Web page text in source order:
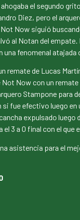
el segundo
Diez, pero el
Now siguió
al Notan del
fenomenal
remate de Lucas
Now con un
Stampone
fue efectivo luego
expulsado
3 a 0 final con el que
asistencia para el